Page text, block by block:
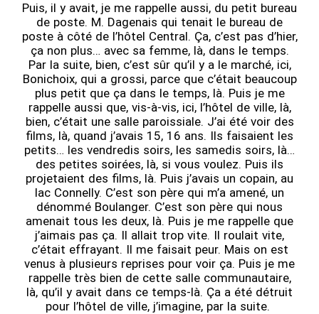
Puis, il y avait, je me rappelle aussi, du petit bureau
de poste. M. Dagenais qui tenait le bureau de
poste à côté de l’hôtel Central. Ça, c’est pas d’hier,
ça non plus… avec sa femme, là, dans le temps.
Par la suite, bien, c’est sûr qu’il y a le marché, ici,
Bonichoix, qui a grossi, parce que c’était beaucoup
plus petit que ça dans le temps, là. Puis je me
rappelle aussi que, vis-à-vis, ici, l’hôtel de ville, là,
bien, c’était une salle paroissiale. J’ai été voir des
films, là, quand j’avais 15, 16 ans. Ils faisaient les
petits… les vendredis soirs, les samedis soirs, là…
des petites soirées, là, si vous voulez. Puis ils
projetaient des films, là. Puis j’avais un copain, au
lac Connelly. C’est son père qui m’a amené, un
dénommé Boulanger. C’est son père qui nous
amenait tous les deux, là. Puis je me rappelle que
j’aimais pas ça. Il allait trop vite. Il roulait vite,
c’était effrayant. Il me faisait peur. Mais on est
venus à plusieurs reprises pour voir ça. Puis je me
rappelle très bien de cette salle communautaire,
là, qu’il y avait dans ce temps-là. Ça a été détruit
pour l’hôtel de ville, j’imagine, par la suite.